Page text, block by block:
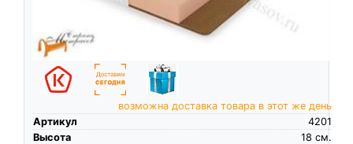
возможна доставка товара в этот же день
Артикул
4201
Высота
см.
18